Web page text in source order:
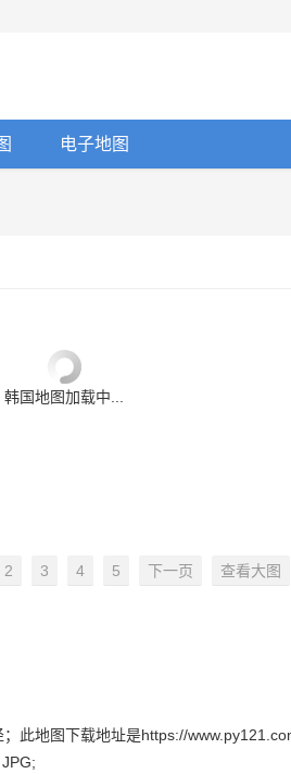
电子地图
韩国地图加载中...
2 3 4 5 下一页 查看大图
此地图下载地址是https://